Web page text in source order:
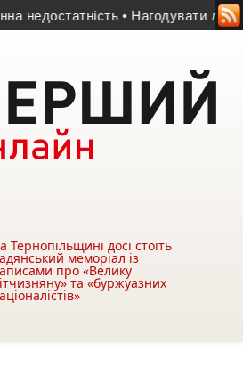
• Нагодувати людей у
Тернопільщині досі стоїть
меморіал із
про «Велику
та «буржуазних